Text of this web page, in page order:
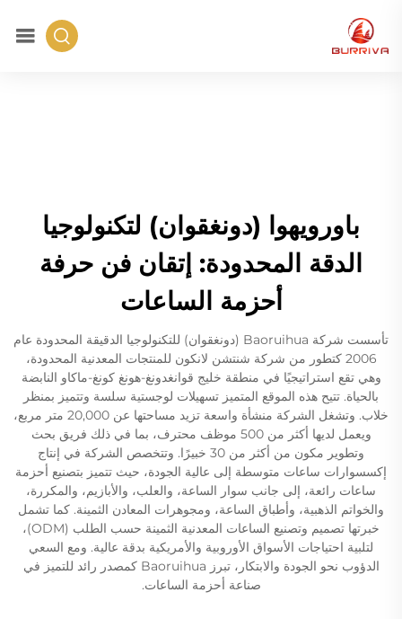
باورويهوا (دونغقوان) لتكنولوجيا
الدقة المحدودة: إتقان فن حرفة
أحزمة الساعات
تأسست شركة Baoruihua (دونغقوان) للتكنولوجيا الدقيقة المحدودة عام
2006 كتطور من شركة شنتشن لانكون للمنتجات المعدنية المحدودة،
وهي تقع استراتيجيًا في منطقة خليج قوانغدونغ-هونغ كونغ-ماكاو النابضة
بالحياة. تتيح هذه الموقع المتميز تسهيلات لوجستية سلسة وتتميز بمنظر
خلاب. وتشغل الشركة منشأة واسعة تزيد مساحتها عن 20,000 متر مربع،
ويعمل لديها أكثر من 500 موظف محترف، بما في ذلك فريق بحث
وتطوير مكون من أكثر من 30 خبيرًا. وتتخصص الشركة في إنتاج
إكسسوارات ساعات متوسطة إلى عالية الجودة، حيث تتميز بتصنيع أحزمة
ساعات رائعة، إلى جانب سوار الساعة، والعلب، والأبازيم، والمكررة،
والخواتم الذهبية، وأطباق الساعة، ومجوهرات المعادن الثمينة. كما تشمل
خبرتها تصميم وتصنيع الساعات المعدنية الثمينة حسب الطلب (ODM)،
لتلبية احتياجات الأسواق الأوروبية والأمريكية بدقة عالية. ومع السعي
الدؤوب نحو الجودة والابتكار، تبرز Baoruihua كمصدر رائد للتميز في
صناعة أحزمة الساعات.